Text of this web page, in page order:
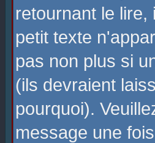
retournant le
petit texte
pas non plus si
(ils devraient
pourquoi).
message une